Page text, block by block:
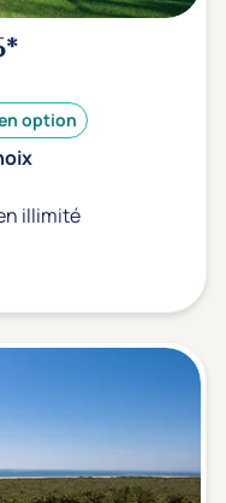
option
illimité